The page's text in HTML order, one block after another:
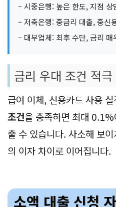
– 시중은행: 높은 한도, 지점 상
– 저축은행: 중금리 대출, 중신
– 대부업체: 최후 수단, 금리 매
금리 우대 조건 적극
급여 이체, 신용카드 사용
조건을 충족하면 최대
출 수 있습니다. 사소해 보
의 이자 차이로 이어집니다.
소액 대출 신청